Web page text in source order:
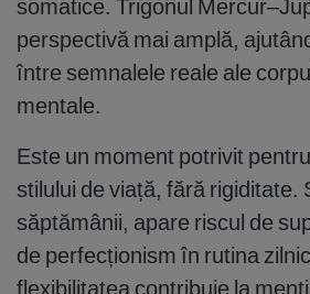
somatice. Trigonul
perspectivă mai amplă,
între semnalele reale ale
mentale.
Este un moment potrivit
stilului de viață, fără rigiditate.
săptămânii, apare riscul de
de perfecționism în rutina
flexibilitatea contribuie la